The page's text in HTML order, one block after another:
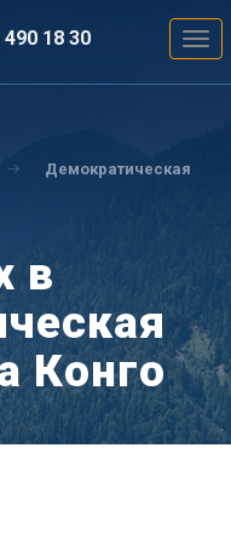
18 30
Демократическая
в
Конго